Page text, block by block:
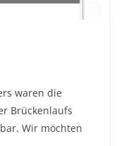
waren die
Brückenlaufs
Wir möchten